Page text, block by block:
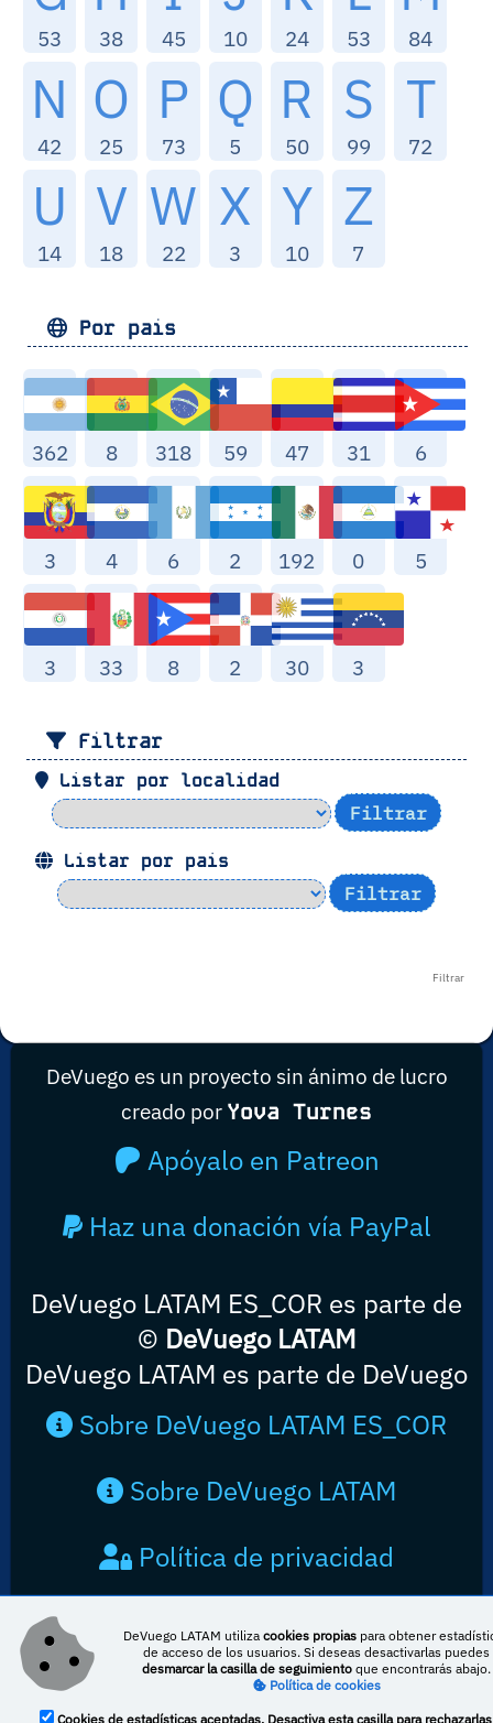
53 38 45 10 24 53 84
N
42
O
25
P
73
Q
5
R
50
S
99
T
72
U
14
V
18
W
22
X
3
Y
10
Z
7
Por pais
362 8 318 59 47 31 6
3 4 6 2 192 0 5
3 33 8 2 30 3
Filtrar
Listar por localidad
Listar por pais
Filtrar
DeVuego es un proyecto sin ánimo de lucro
creado por Yova Turnes
Apóyalo en Patreon
Haz una donación vía PayPal
DeVuego LATAM ES_COR es parte de
© DeVuego LATAM
DeVuego LATAM es parte de DeVuego
Sobre DeVuego LATAM ES_COR
Sobre DeVuego LATAM
Política de privacidad
Contacto
DeVuego LATAM utilizacookies propias para obtener
de acceso de los usuarios. Si deseas desactivarlas puedes
desmarcar la casilla de seguimiento que encontrarás abajo.
Política de cookies
Cookies de estadísticas aceptadas. Desactiva esta casilla para